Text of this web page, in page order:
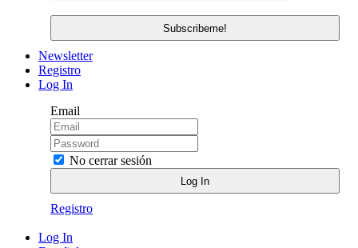
Newsletter
Registro
Log In
Email
No cerrar sesión
Registro
Log In